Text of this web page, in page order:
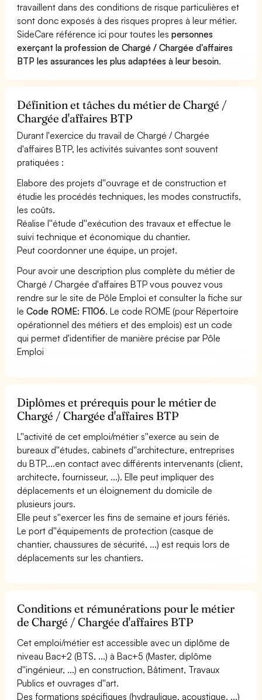
travaillent dans des conditions de risque particulières et
sont donc exposés à des risques propres à leur métier.
SideCare référence ici pour toutes lespersonnes
exerçant la profession de Chargé / Chargée d'affaires
BTP les assurances les plus adaptées à leur besoin.
Définition et tâches du métier de Chargé /
Chargée d'affaires BTP
Durant l'exercice du travail de Chargé / Chargée
d'affaires BTP, les activités suivantes sont souvent
pratiquées :
Elabore des projets d''ouvrage et de construction et
étudie les procédés techniques, les modes constructifs,
les coûts.
Réalise l''étude d''exécution des travaux et effectue le
suivi technique et économique du chantier.
Peut coordonner une équipe, un projet.
Pour avoir une description plus complète du métier de
Chargé / Chargée d'affaires BTP vous pouvez vous
rendre sur le site de Pôle Emploi et consulter la fiche sur
leCode ROME: F1106. Le code ROME (pour Répertoire
opérationnel des métiers et des emplois) est un code
qui permet d'identifier de manière précise par Pôle
Emploi
Diplômes et prérequis pour le métier de
Chargé / Chargée d'affaires BTP
L''activité de cet emploi/métier s''exerce au sein de
bureaux d''études, cabinets d''architecture, entreprises
du BTP,...en contact avec différents intervenants (client,
architecte, fournisseur, ...). Elle peut impliquer des
déplacements et un éloignement du domicile de
plusieurs jours.
Elle peut s''exercer les fins de semaine et jours fériés.
Le port d''équipements de protection (casque de
chantier, chaussures de sécurité, ...) est requis lors de
déplacements sur les chantiers.
Conditions et rémunérations pour le métier
de Chargé / Chargée d'affaires BTP
Cet emploi/métier est accessible avec un diplôme de
niveau Bac+2 (BTS, ...) à Bac+5 (Master, diplôme
d''ingénieur, ...) en construction, Bâtiment, Travaux
Publics et ouvrages d''art.
Des formations spécifiques (hydraulique, acoustique, ...)